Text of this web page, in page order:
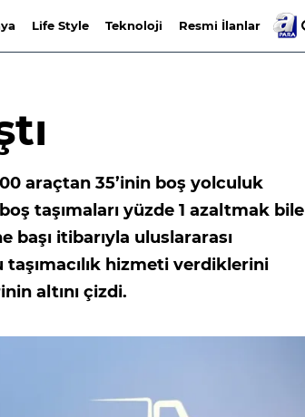
Life Style Teknoloji Resmi İlanlar
araçtan 35’inin boş yolculuk
taşımaları yüzde 1 azaltmak bile
başı itibarıyla uluslararası
taşımacılık hizmeti verdiklerini
altını çizdi.